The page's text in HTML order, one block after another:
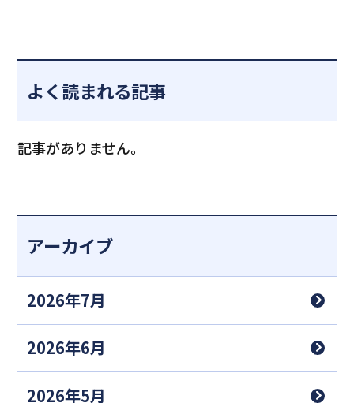
よく読まれる記事
記事がありません。
アーカイブ
2026年7月
2026年6月
2026年5月